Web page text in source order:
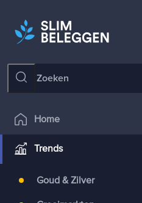
Home
Trends
Goud & Zilver